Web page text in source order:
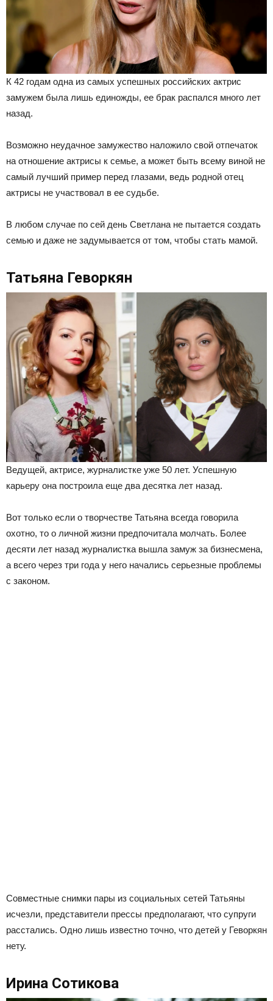
К 42 годам одна из самых успешных российских актрис
замужем была лишь единожды, ее брак распался много лет
назад.
Возможно неудачное замужество наложило свой отпечаток
на отношение актрисы к семье, а может быть всему виной не
самый лучший пример перед глазами, ведь родной отец
актрисы не участвовал в ее судьбе.
В любом случае по сей день Светлана не пытается создать
семью и даже не задумывается от том, чтобы стать мамой.
Татьяна Геворкян
Ведущей, актрисе, журналистке уже 50 лет. Успешную
карьеру она построила еще два десятка лет назад.
Вот только если о творчестве Татьяна всегда говорила
охотно, то о личной жизни предпочитала молчать. Более
десяти лет назад журналистка вышла замуж за бизнесмена,
а всего через три года у него начались серьезные проблемы
с законом.
Совместные снимки пары из социальных сетей Татьяны
исчезли, представители прессы предполагают, что супруги
расстались. Одно лишь известно точно, что детей у Геворкян
нету.
Ирина Сотикова